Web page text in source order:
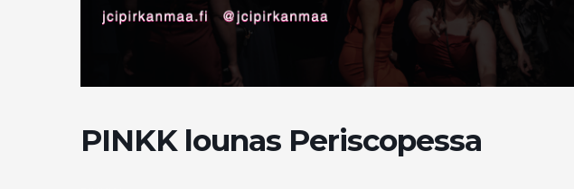
PINKK lounas Periscopessa